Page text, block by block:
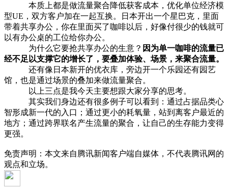
本质上都是做流量聚合降低获客成本，优化单位经济模
型UE，双方客户加在一起互换。日本开出一个星巴克，里面
带着共享办公，你在里面买了咖啡以后，好像付很少的钱就可
以有办公桌的工位给你办公。
为什么它要抢共享办公的生意？ 因为单一咖啡的流量已
经不足以支撑它的增长了，要叠加体验、场景，来聚合流量。
还有像日本新开的优衣库，旁边开一个乐园还有园艺
馆，也是通过场景的叠加来做流量聚合。
以上三点是我今天主要想跟大家分享的思考。
其实我们身边还有很多例子可以看到：通过占据品类心
智形成新一代的入口；通过更小的耗氧量，站到离客户最近的
地方；通过跨界联名产生流量的聚合，让自己的生存能力变得
更强。
免责声明：本文来自腾讯新闻客户端自媒体，不代表腾讯网的
观点和立场。